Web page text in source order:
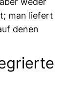
man liefert
denen